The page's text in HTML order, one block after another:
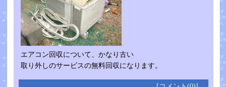
エアコン回収について、かなり古い
取り外しのサービスの無料回収になります。